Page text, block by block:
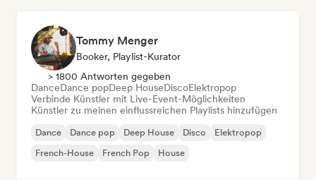
Tommy Menger
Booker, Playlist-Kurator
> 1800 Antworten gegeben
DanceDance popDeep HouseDiscoElektropop
Verbinde Künstler mit Live-Event-Möglichkeiten
Künstler zu meinen einflussreichen Playlists hinzufügen
Dance Dance pop Deep House Disco
Elektropop
French-House
French Pop House